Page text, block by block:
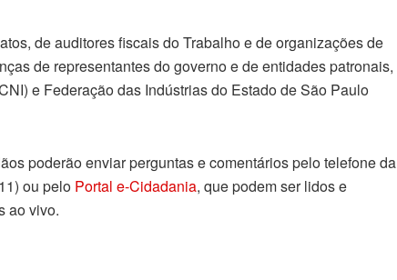
de auditores fiscais do Trabalho e de organizações de
de representantes do governo e de entidades patronais,
e Federação das Indústrias do Estado de São Paulo
poderão enviar perguntas e comentários pelo telefone da
ou pelo Portal e‑Cidadania, que podem ser lidos e
ao vivo.